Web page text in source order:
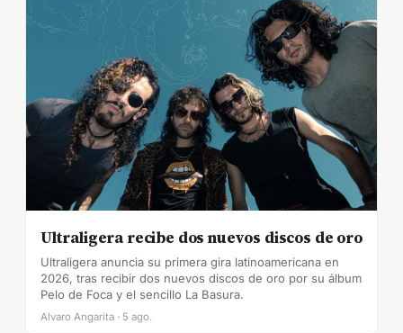
Ultraligera recibe dos nuevos discos de oro
Ultraligera anuncia su primera gira latinoamericana en
2026, tras recibir dos nuevos discos de oro por su álbum
Pelo de Foca y el sencillo La Basura.
Alvaro Angarita · 5 ago.